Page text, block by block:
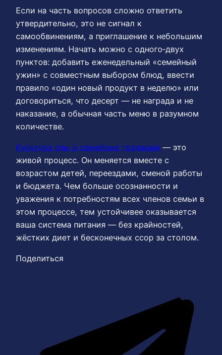
Если на часть вопросов сложно ответить
утвердительно, это не сигнал к
самообвинениям, а приглашение к небольшим
изменениям. Начать можно с одного‑двух
пунктов: добавить еженедельный «семейный
ужин» с совместным выбором блюд, ввести
правило «один новый продукт в неделю» или
договориться, что десерт — не награда и не
наказание, а обычная часть меню в разумном
количестве.
Культура еды и семейные традиции — это
живой процесс. Он меняется вместе с
возрастом детей, переездами, сменой работы
и бюджета. Чем больше осознанности и
уважения к потребностям всех членов семьи в
этом процессе, тем устойчивее оказывается
ваша система питания — без крайностей,
жёстких диет и бесконечных ссор за столом.
Поделиться